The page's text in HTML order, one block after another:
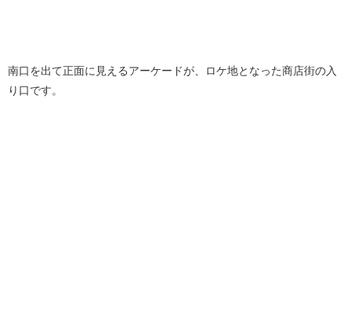
南口を出て正面に見えるアーケードが、ロケ地となった商店街の入
り口です。